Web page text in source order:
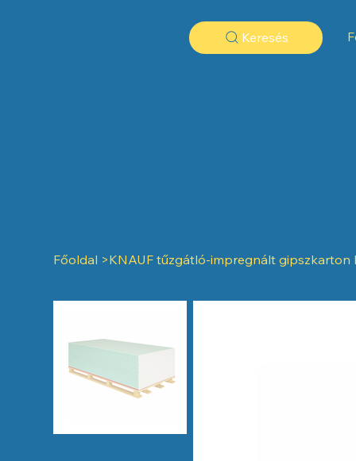
Keresés
Főoldal >KNAUF tűzgátló-impregnált gipszkarton